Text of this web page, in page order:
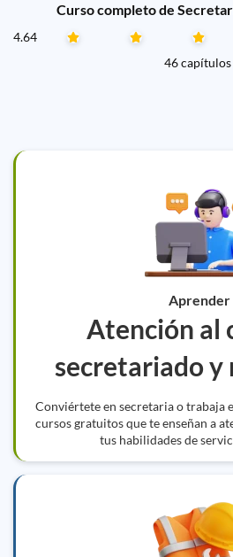
Curso completo de
4.64
46 capítulos
Aprender
Atención al
secretariado y
Conviértete en secretaria o trabaja
cursos gratuitos que te enseñan a
tus habilidades de